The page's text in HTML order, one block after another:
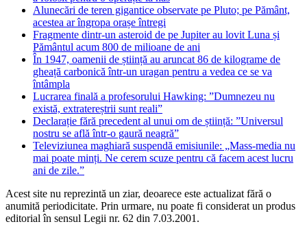
Alunecări de teren gigantice observate pe Pluto; pe Pământ,
acestea ar îngropa orașe întregi
Fragmente dintr-un asteroid de pe Jupiter au lovit Luna și
Pământul acum 800 de milioane de ani
În 1947, oamenii de știință au aruncat 86 de kilograme de
gheață carbonică într-un uragan pentru a vedea ce se va
întâmpla
Lucrarea finală a profesorului Hawking: ”Dumnezeu nu
există, extratereștrii sunt reali”
Declarație fără precedent al unui om de știință: ”Universul
nostru se află într-o gaură neagră”
Televiziunea maghiară suspendă emisiunile: „Mass-media nu
mai poate minți. Ne cerem scuze pentru că facem acest lucru
ani de zile.”
Acest site nu reprezintă un ziar, deoarece este actualizat fără o
anumită periodicitate. Prin urmare, nu poate fi considerat un produs
editorial în sensul Legii nr. 62 din 7.03.2001.